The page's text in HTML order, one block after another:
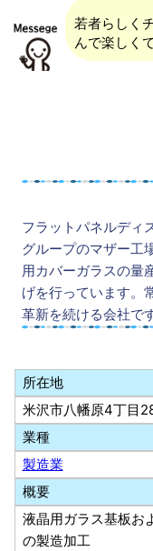
若者らしく
んで楽しく
フラットパネルディ
グループのマザー工
用カバーガラスの量
げを行っています。
革新を続ける会社です
所在地
米沢市八幡原4丁目
業種
製造業
概要
液晶用ガラス基板お
の製造加工